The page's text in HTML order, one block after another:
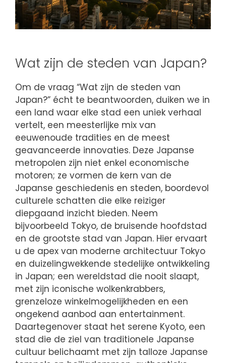
Wat zijn de steden van Japan?
Om de vraag “Wat zijn de steden van
Japan?” écht te beantwoorden, duiken we in
een land waar elke stad een uniek verhaal
vertelt, een meesterlijke mix van
eeuwenoude tradities en de meest
geavanceerde innovaties. Deze Japanse
metropolen zijn niet enkel economische
motoren; ze vormen de kern van de
Japanse geschiedenis en steden, boordevol
culturele schatten die elke reiziger
diepgaand inzicht bieden. Neem
bijvoorbeeld Tokyo, de bruisende hoofdstad
en de grootste stad van Japan. Hier ervaart
u de apex van moderne architectuur Tokyo
en duizelingwekkende stedelijke ontwikkeling
in Japan; een wereldstad die nooit slaapt,
met zijn iconische wolkenkrabbers,
grenzeloze winkelmogelijkheden en een
ongekend aanbod aan entertainment.
Daartegenover staat het serene Kyoto, een
stad die de ziel van traditionele Japanse
cultuur belichaamt met zijn talloze Japanse